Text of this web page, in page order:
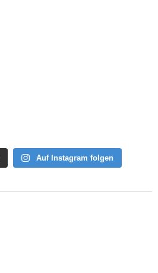
Auf Instagram folgen